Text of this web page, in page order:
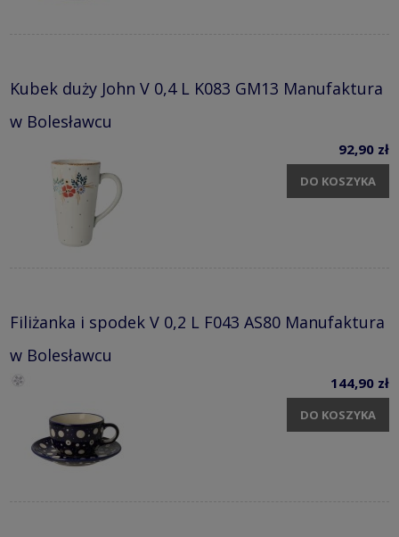
Kubek duży John V 0,4 L K083 GM13 Manufaktura
w Bolesławcu
92,90 zł
DO KOSZYKA
Filiżanka i spodek V 0,2 L F043 AS80 Manufaktura
w Bolesławcu
144,90 zł
DO KOSZYKA